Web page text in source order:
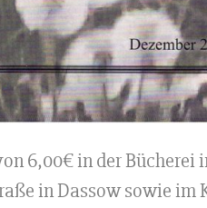
6,00€ in der Bücherei
in Dassow sowie im